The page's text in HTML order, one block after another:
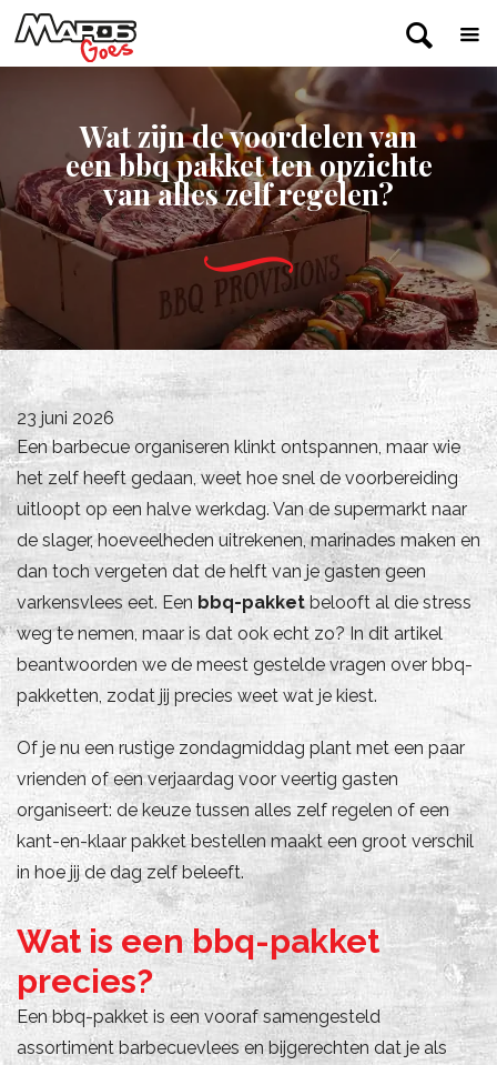
Wat zijn de voordelen van
een bbq pakket ten opzichte
van alles zelf regelen?
23 juni 2026
Een barbecue organiseren klinkt ontspannen, maar wie
het zelf heeft gedaan, weet hoe snel de voorbereiding
uitloopt op een halve werkdag. Van de supermarkt naar
de slager, hoeveelheden uitrekenen, marinades maken en
dan toch vergeten dat de helft van je gasten geen
varkensvlees eet. Een bbq-pakketbelooft al die stress
weg te nemen, maar is dat ook echt zo? In dit artikel
beantwoorden we de meest gestelde vragen over bbq-
pakketten, zodat jij precies weet wat je kiest.
Of je nu een rustige zondagmiddag plant met een paar
vrienden of een verjaardag voor veertig gasten
organiseert: de keuze tussen alles zelf regelen of een
kant-en-klaar pakket bestellen maakt een groot verschil
in hoe jij de dag zelf beleeft.
Wat is een bbq-pakket
precies?
Een bbq-pakket is een vooraf samengesteld
assortiment barbecuevlees en bijgerechten dat je als